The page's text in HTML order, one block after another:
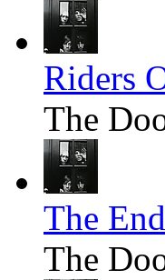
Riders
The
The End
The